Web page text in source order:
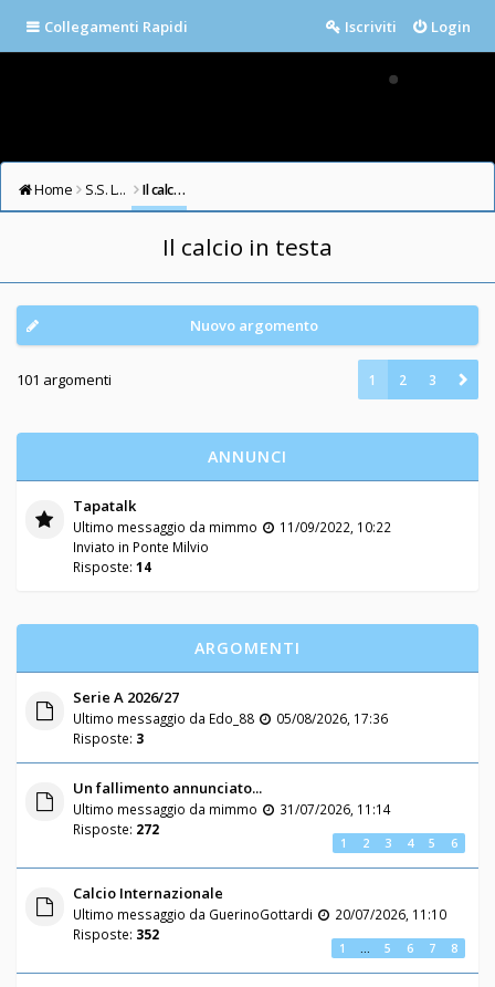
Collegamenti Rapidi Login
Iscriviti
Home S.S. LAZIO FORUM Il calcio in testa
Il calcio in testa
Nuovo argomento
101 argomenti 1 2 3
ANNUNCI
Tapatalk
Ultimo messaggio da mimmo
11/09/2022, 10:22
Inviato in Ponte Milvio
Risposte: 14
ARGOMENTI
Serie A 2026/27
Ultimo messaggio da Edo_88
05/08/2026, 17:36
Risposte: 3
Un fallimento annunciato...
Ultimo messaggio da mimmo
31/07/2026, 11:14
Risposte: 272
1 2 3 4 5 6
Calcio Internazionale
Ultimo messaggio da GuerinoGottardi
20/07/2026, 11:10
Risposte: 352
1 … 5 6 7 8